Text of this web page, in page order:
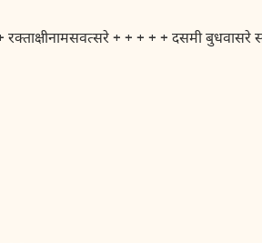
रक्ताक्षीनामसवत्सरे + + + + + दसमी बुधवासरे